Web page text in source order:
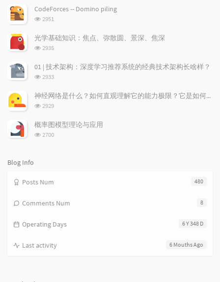
p
u
a
r
r
t
c
l
s
e
t
m
n
t
l
CodeForces -- Domino piling
浏
次
数:
2951
光学基础知识：焦点、弥散圆、景深、焦深
浏
次
数:
2935
01 | 技术架构：深度学习推荐系统的经典技术架构长啥样？
浏
次
数:
2933
神经网络是什么？如何直观理解它的能力极限？它是如何无限逼近真理？
浏
次
数:
2929
概率图模型理论与应用
浏
2700
Blog Info
480
Posts Num
8
Comments Num
6 Y 348 D
Operating Days
6 Mouths Ago
Last activity